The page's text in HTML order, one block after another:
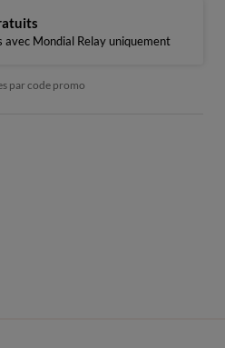
avec Mondial Relay uniquement
par code promo